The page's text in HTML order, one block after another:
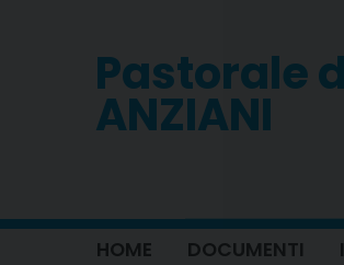
Pastorale
ANZIANI
HOME DOCUMENTI